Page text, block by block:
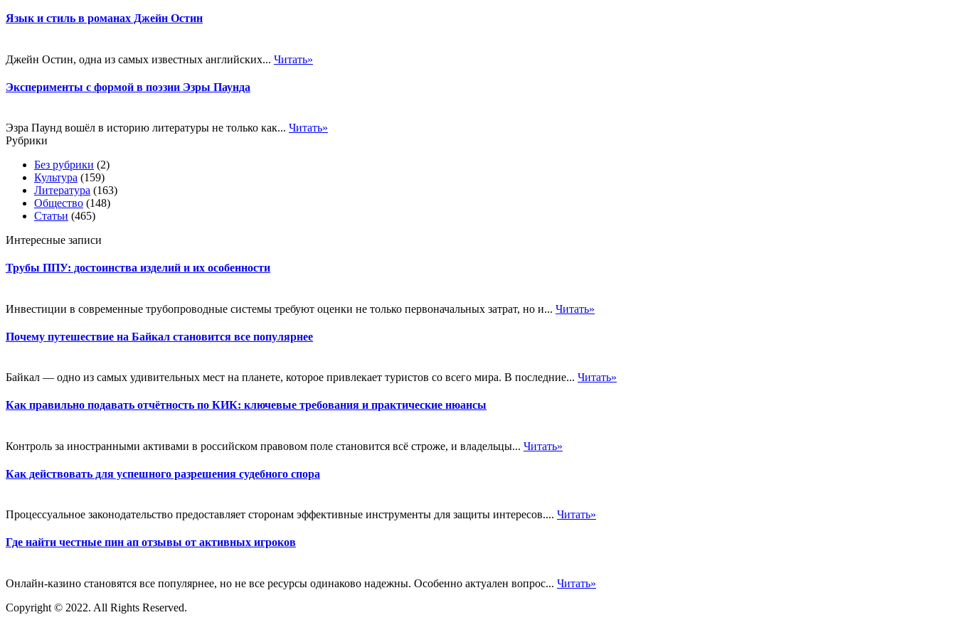
Язык и стиль в романах Джейн Остин
Джейн Остин, одна из самых известных английских... Читать»
Эксперименты с формой в поэзии Эзры Паунда
Эзра Паунд вошёл в историю литературы не только как... Читать»
Рубрики
Без рубрики (2)
Культура (159)
Литература (163)
Общество (148)
Статьи (465)
Интересные записи
Трубы ППУ: достоинства изделий и их особенности
Инвестиции в современные трубопроводные системы требуют оценки не только первоначальных затрат, но и... Читать»
Почему путешествие на Байкал становится все популярнее
Байкал — одно из самых удивительных мест на планете, которое привлекает туристов со всего мира. В последние... Читать»
Как правильно подавать отчётность по КИК: ключевые требования и практические нюансы
Контроль за иностранными активами в российском правовом поле становится всё строже, и владельцы... Читать»
Как действовать для успешного разрешения судебного спора
Процессуальное законодательство предоставляет сторонам эффективные инструменты для защиты интересов.... Читать»
Где найти честные пин ап отзывы от активных игроков
Онлайн-казино становятся все популярнее, но не все ресурсы одинаково надежны. Особенно актуален вопрос... Читать»
Copyright © 2022. All Rights Reserved.